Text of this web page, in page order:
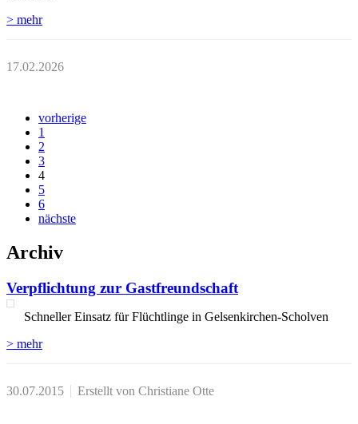
> mehr
17.02.2026
vorherige
1
2
3
4
5
6
nächste
Archiv
Verpflichtung zur Gastfreundschaft
Schneller Einsatz für Flüchtlinge in Gelsenkirchen-Scholven
> mehr
30.07.2015 Erstellt von Christiane Otte